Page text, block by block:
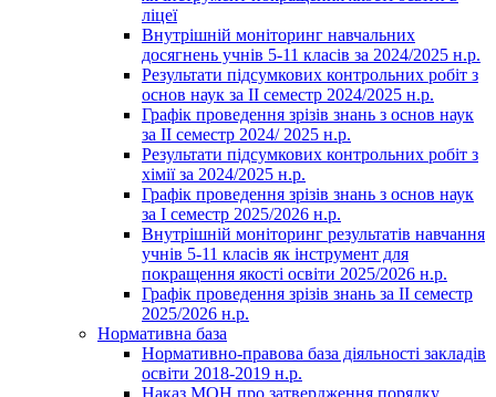
ліцеї
Внутрішній моніторинг навчальних
досягнень учнів 5-11 класів за 2024/2025 н.р.
Результати підсумкових контрольних робіт з
основ наук за ІІ семестр 2024/2025 н.р.
Графік проведення зрізів знань з основ наук
за ІІ семестр 2024/ 2025 н.р.
Результати підсумкових контрольних робіт з
хімії за 2024/2025 н.р.
Графік проведення зрізів знань з основ наук
за І семестр 2025/2026 н.р.
Внутрішній моніторинг результатів навчання
учнів 5-11 класів як інструмент для
покращення якості освіти 2025/2026 н.р.
Графік проведення зрізів знань за ІІ семестр
2025/2026 н.р.
Нормативна база
Нормативно-правова база діяльності закладів
освіти 2018-2019 н.р.